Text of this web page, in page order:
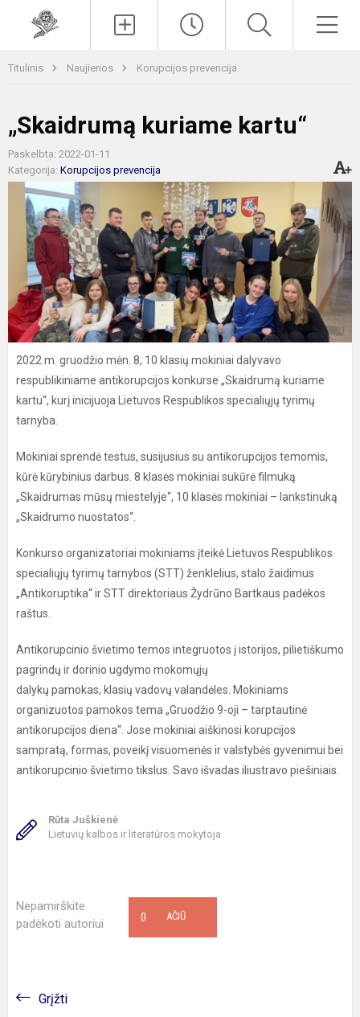
Titulinis Naujienos Korupcijos prevencija
„Skaidrumą kuriame kartu“
Paskelbta: 2022-01-11
Kategorija: Korupcijos prevencija
2022 m. gruodžio mėn. 8, 10 klasių mokiniai dalyvavo
respublikiniame antikorupcijos konkurse „Skaidrumą kuriame
kartu“, kurį inicijuoja Lietuvos Respublikos specialiųjų tyrimų
tarnyba.
Mokiniai sprendė testus, susijusius su antikorupcijos temomis,
kūrė kūrybinius darbus. 8 klasės mokiniai sukūrė filmuką
„Skaidrumas mūsų miestelyje“, 10 klasės mokiniai – lankstinuką
„Skaidrumo nuostatos“.
Konkurso organizatoriai mokiniams įteikė Lietuvos Respublikos
specialiųjų tyrimų tarnybos (STT) ženklelius, stalo žaidimus
„Antikoruptika“ ir STT direktoriaus Žydrūno Bartkaus padėkos
raštus.
Antikorupcinio švietimo temos integruotos į istorijos, pilietiškumo
pagrindų ir dorinio ugdymo mokomųjų
dalykų pamokas, klasių vadovų valandėles. Mokiniams
organizuotos pamokos tema „Gruodžio 9-oji – tarptautinė
antikorupcijos diena“. Jose mokiniai aiškinosi korupcijos
sampratą, formas, poveikį visuomenės ir valstybės gyvenimui bei
antikorupcinio švietimo tikslus. Savo išvadas iliustravo piešiniais.
Rūta Juškienė
Lietuvių kalbos ir literatūros mokytoja
Nepamirškite
padėkoti autoriui
AČIŪ
0
Grįžti